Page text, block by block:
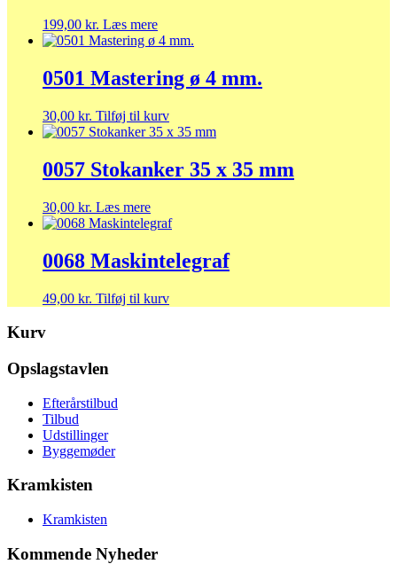
199,00 kr. Læs mere
0501 Mastering ø 4 mm.
30,00 kr. Tilføj til kurv
0057 Stokanker 35 x 35 mm
30,00 kr. Læs mere
0068 Maskintelegraf
49,00 kr. Tilføj til kurv
Kurv
Opslagstavlen
Efterårstilbud
Tilbud
Udstillinger
Byggemøder
Kramkisten
Kramkisten
Kommende Nyheder